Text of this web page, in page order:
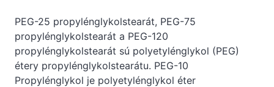
PEG-25 propylénglykolstearát, PEG-75
propylénglykolstearát a PEG-120
propylénglykolstearát sú polyetylénglykol (PEG)
étery propylénglykolstearátu. PEG-10
Propylénglykol je polyetylénglykol éter